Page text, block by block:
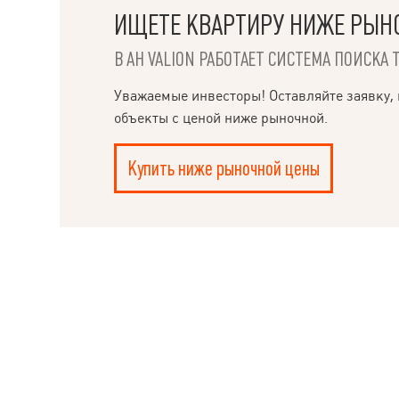
ИЩЕТЕ КВАРТИРУ НИЖЕ
В АН VALION РАБОТАЕТ СИСТЕМА ПОИСКА
Уважаемые инвесторы! Оставляйте
объекты с ценой ниже рыночной.
Купить ниже рыночной цены
РУКОВОДИТЕЛЮ